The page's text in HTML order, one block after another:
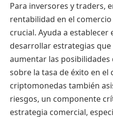
Para inversores y traders,
rentabilidad en el
crucial. Ayuda a establecer
desarrollar estrategias
aumentar las
sobre la tasa de éxito en el
criptomonedas también
riesgos, un componente
estrategia comercial,